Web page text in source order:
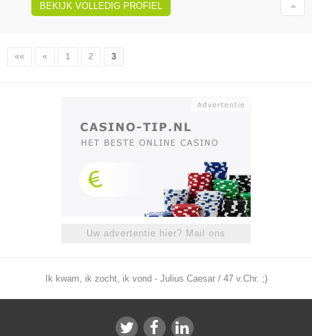
BEKIJK VOLLEDIG PROFIEL
«« « 1 2 3
Uw advertentie hier? Mail ons
Ik kwam, ik zocht, ik vond - Julius Caesar / 47 v.Chr. ;)